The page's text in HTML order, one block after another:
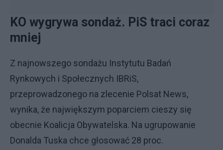
KO wygrywa sondaż. PiS traci coraz
mniej
Z najnowszego sondażu Instytutu Badań
Rynkowych i Społecznych IBRiS,
przeprowadzonego na zlecenie Polsat News,
wynika, że największym poparciem cieszy się
obecnie Koalicja Obywatelska. Na ugrupowanie
Donalda Tuska chce głosować 28 proc.